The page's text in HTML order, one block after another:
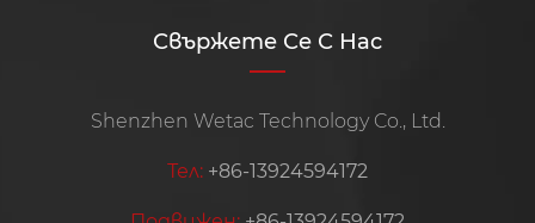
това нека представим материалите на ножницата
kydex и съответните им предимства и
Свържете Се С Нас
Shenzhen Wetac Technology Co., Ltd.
Тел: +86-13924594172